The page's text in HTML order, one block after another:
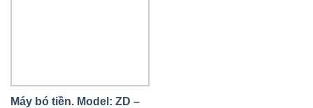
Máy bó tiền. Model: ZD –